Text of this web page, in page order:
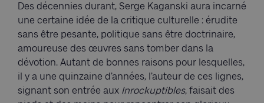
Des décennies durant, Serge Kaganski aura incarné
une certaine idée de la critique culturelle : érudite
sans être pesante, politique sans être doctrinaire,
amoureuse des œuvres sans tomber dans la
dévotion. Autant de bonnes raisons pour lesquelles,
il y a une quinzaine d’années, l’auteur de ces lignes,
signant son entrée aux Inrockuptibles, faisait des